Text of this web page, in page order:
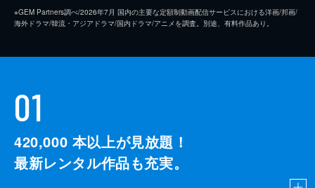
※GEM Partners調べ/2026年7⽉ 国内の主要な定額制動画配信サービスにおける洋画/邦画/
海外ドラマ/韓流・アジアドラマ/国内ドラマ/アニメを調査。別途、有料作品あり。
01
420,000 本以上が見放題！
最新レンタル作品も充実。